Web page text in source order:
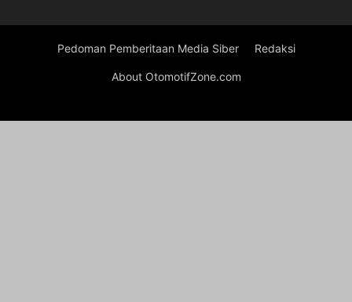
Pedoman Pemberitaan Media Siber Redaksi
About OtomotifZone.com